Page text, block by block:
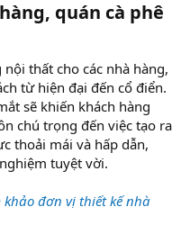
quán cà phê
thất cho các nhà hàng,
từ hiện đại đến cổ điển.
sẽ khiến khách hàng
chú trọng đến việc tạo ra
thoải mái và hấp dẫn,
tuyệt vời.
khảo đơn vị thiết kế nhà